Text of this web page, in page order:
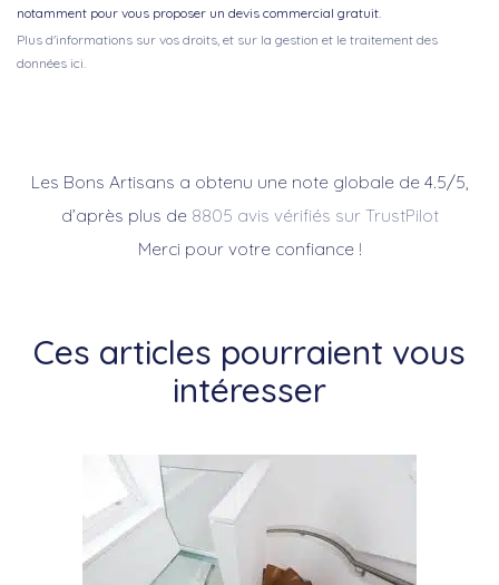
notamment pour vous proposer un devis commercial gratuit.
Plus d'informations sur vos droits, et sur la gestion et le traitement des
données ici.
Les Bons Artisans a obtenu une note globale de 4.5/5,
d’après plus de 8805 avis vérifiés sur TrustPilot
Merci pour votre confiance !
Ces articles pourraient vous
intéresser